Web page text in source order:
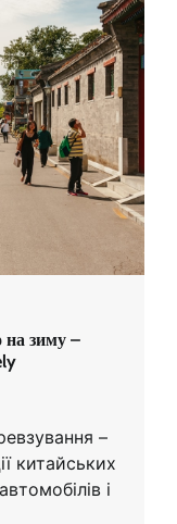
на зиму –
–
китайських
і